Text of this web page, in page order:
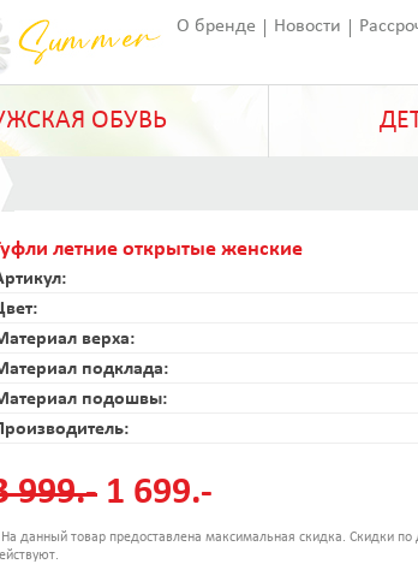
О бренде Новости
ОБУВЬ
летние открытые женские
верха:
подклада:
подошвы:
999.- 1 699.-
данный товар предоставлена максимальная скидка. Скидки по